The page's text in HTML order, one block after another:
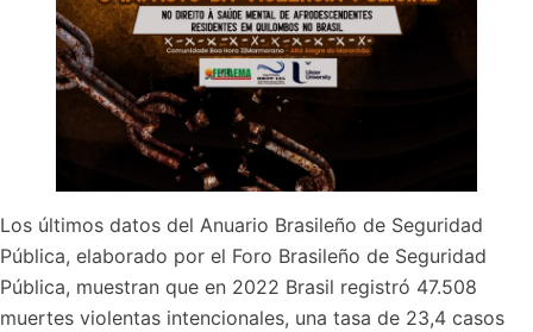
Los últimos datos del Anuario Brasileño de Seguridad
Pública, elaborado por el Foro Brasileño de Seguridad
Pública, muestran que en 2022 Brasil registró 47.508
muertes violentas intencionales, una tasa de 23,4 casos